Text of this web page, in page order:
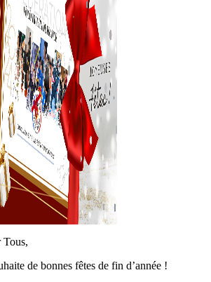
Tous,
de bonnes fêtes de fin d’année !